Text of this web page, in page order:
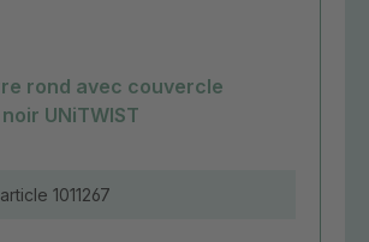
rond avec couvercle
UNiTWIST
1011267